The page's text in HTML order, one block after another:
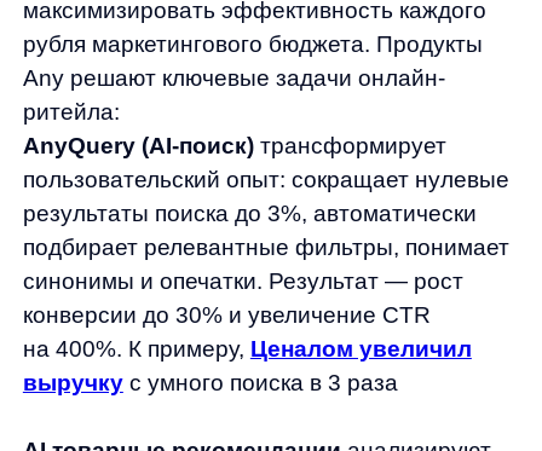
окупаться с первых недель внедрения.
Время действовать — сейчас. Каждый день
промедления означает упущенную прибыль
и потерю конкурентных позиций. Any — ваш
надежный партнер в построении
прибыльного будущего eCommerce.
Свяжитесь с нами сегодня, чтобы узнать,
как AI-решения Any помогут увеличить
прибыль и сделать ваш бизнес лидером
рынка!
вопросы